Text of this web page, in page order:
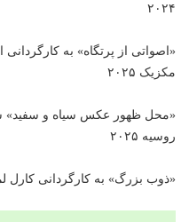
۲۰۲۴
«اصواتی از پرتگاه» به
مکزیک ۲۰۲۵
«محل ظهور عکس سیاه و سفید»
روسیه ۲۰۲۵
«ذوب بزرگ» به کارگردانی کارل لمیو